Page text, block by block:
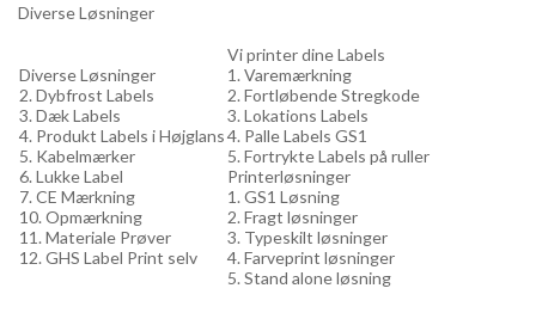
Diverse Løsninger
Diverse Løsninger
2. Dybfrost Labels
3. Dæk Labels
4. Produkt Labels i Højglans
5. Kabelmærker
6. Lukke Label
7. CE Mærkning
10. Opmærkning
11. Materiale Prøver
12. GHS Label Print selv
Vi printer dine Labels
1. Varemærkning
2. Fortløbende Stregkode
3. Lokations Labels
4. Palle Labels GS1
5. Fortrykte Labels på ruller
Printerløsninger
1. GS1 Løsning
2. Fragt løsninger
3. Typeskilt løsninger
4. Farveprint løsninger
5. Stand alone løsning